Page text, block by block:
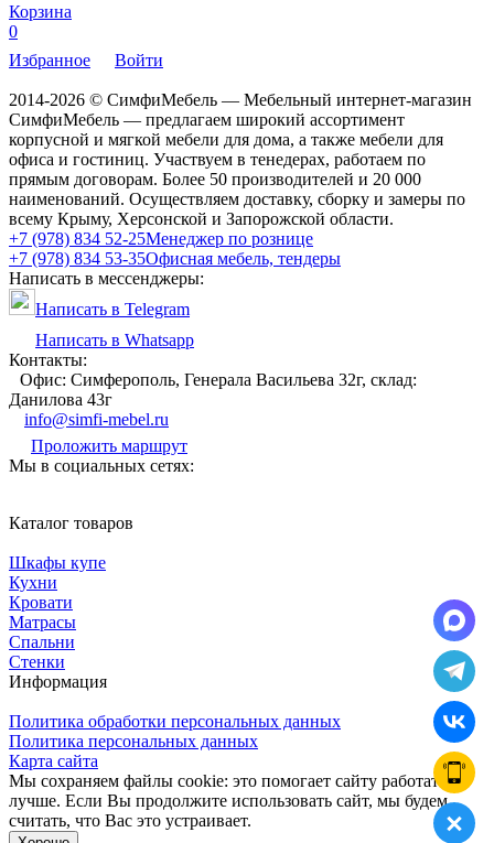
Корзина
0
Избранное
Войти
2014-2026 © СимфиМебель — Мебельный интернет-магазин
СимфиМебель — предлагаем широкий ассортимент
корпусной и мягкой мебели для дома, а также мебели для
офиса и гостиниц. Участвуем в тенедерах, работаем по
прямым договорам. Более 50 производителей и 20 000
наименований. Осуществляем доставку, сборку и замеры по
всему Крыму, Херсонской и Запорожской области.
+7 (978) 834 52-25Менеджер по рознице
+7 (978) 834 53-35Офисная мебель, тендеры
Написать в мессенджеры:
Написать в Telegram
Написать в Whatsapp
Контакты:
Офис: Симферополь, Генерала Васильева 32г, склад:
Данилова 43г
info@simfi-mebel.ru
Проложить маршрут
Мы в социальных сетях:
Каталог товаров
Шкафы купе
Кухни
Кровати
Матрасы
Cпальни
Стенки
Информация
Политика обработки персональных данных
Политика персональных данных
Карта сайта
Мы сохраняем файлы cookie: это помогает сайту работать
лучше. Если Вы продолжите использовать сайт, мы будем
считать, что Вас это устраивает.